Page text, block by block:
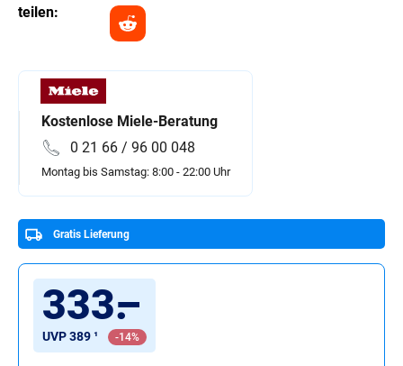
teilen:
Kostenlose Miele-Beratung
0 21 66 / 96 00 048
Montag bis Samstag: 8:00 - 22:00 Uhr
Gratis Lieferung
333.
–
UVP 389 ¹ -14%